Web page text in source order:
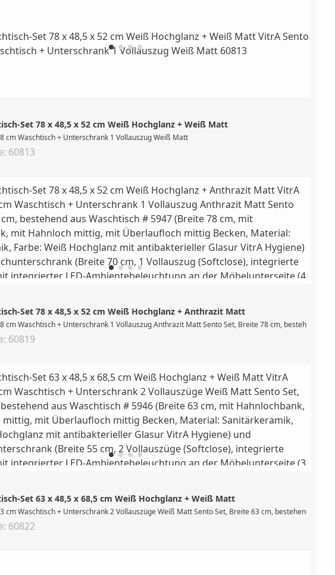
63 cm, mit Hahnlochbank, mit Hahnloch mittig, mit Überlaufloch mittig Becken,
Set 78 x 48,5 x 52 cm Weiß Hochglanz + Weiß Matt
cm Waschtisch + Unterschrank 1 Vollauszug Weiß Matt
60813
(Breite 63 cm, mit Hahnlochbank, mit Hahnloch mittig, mit Überlaufloch mittig Becken,
Set 78 x 48,5 x 52 cm Weiß Hochglanz + Anthrazit Matt
cm Waschtisch + Unterschrank 1 Vollauszug Anthrazit Matt Sento Set, Breite 78 cm, bestehend
60819
(Breite 98 cm, mit Hahnlochbank, mit Hahnloch mittig, mit Überlaufloch mittig Becken,
Set 63 x 48,5 x 68,5 cm Weiß Hochglanz + Weiß Matt
cm Waschtisch + Unterschrank 2 Vollauszüge Weiß Matt Sento Set, Breite 63 cm, bestehend
60822